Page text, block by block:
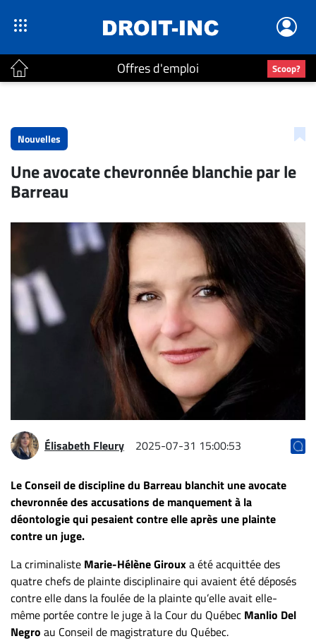
Offres d'emploi Scoop?
Accueil
Continu
Nominations
Bureaux
Conseillers
Juridiques
Campus
Carrière
Archives
CARRIÈRE
AVOCATS
ET
JURISTES
Offres
d'emploi
Formation
Continue
Métiers
Scoop?
CABINETS
Nouvelles
Une avocate chevronnée blanchie par le
Barreau
Élisabeth Fleury 2025-07-31 15:00:53
Le Conseil de discipline du Barreau blanchit une avocate
chevronnée des accusations de manquement à la
déontologie qui pesaient contre elle après une plainte
contre un juge.
La criminaliste Marie-Hélène Girouxa été acquittée des
quatre chefs de plainte disciplinaire qui avaient été déposés
contre elle dans la foulée de la plainte qu’elle avait elle-
même portée contre le juge à la Cour du Québec Manlio Del
Negro au Conseil de magistrature du Québec.